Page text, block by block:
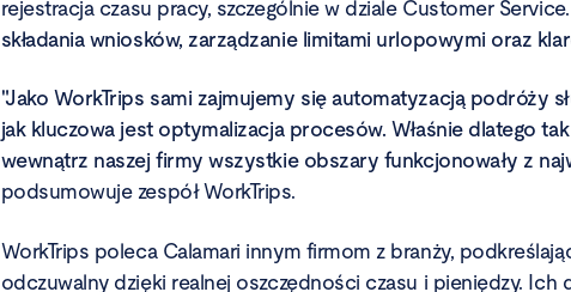
rejestracja czasu pracy, szczególnie w dziale Customer Service.
składania wniosków, zarządzanie limitami urlopowymi oraz
"Jako WorkTrips sami zajmujemy się automatyzacją podróży
jak kluczowa jest optymalizacja procesów. Właśnie dlatego
wewnątrz naszej firmy wszystkie obszary funkcjonowały z
podsumowuje zespół WorkTrips.
WorkTrips poleca Calamari innym firmom z branży,
odczuwalny dzięki realnej oszczędności czasu i pieniędzy. Ich